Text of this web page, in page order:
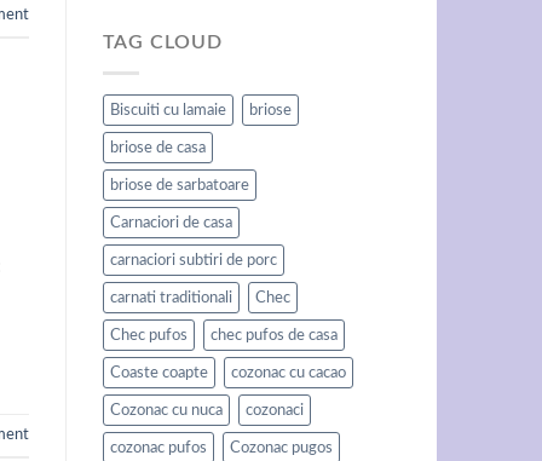
TAG CLOUD
Biscuiti cu lamaie briose
briose de casa
briose de sarbatoare
Carnaciori de casa
carnaciori subtiri de porc
carnati traditionali Chec
Chec pufos chec pufos de casa
Coaste coapte cozonac cu cacao
Cozonac cu nuca cozonaci
cozonac pufos Cozonac pugos